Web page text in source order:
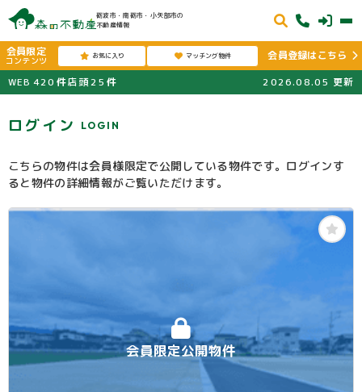
砺波市・南砺市・小矢部市の
不動産情報
会員限定
コンテンツ お気に入り マッチング物件
会員登録はこちら
WEB 420 件店頭25 件 2026.08.05 更新
ログイン LOGIN
こちらの物件は会員様限定で公開している物件です。ログインす
ると物件の詳細情報がご覧いただけます。
会員限定公開物件